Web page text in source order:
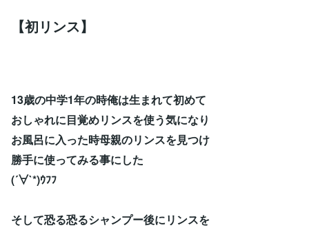
【初リンス】
13歳の中学1年の時俺は生まれて初めて
おしゃれに目覚めリンスを使う気になり
お風呂に入った時母親のリンスを見つけ
勝手に使ってみる事にした
(´∀`*)ｳﾌﾌ
そして恐る恐るシャンプー後にリンスを